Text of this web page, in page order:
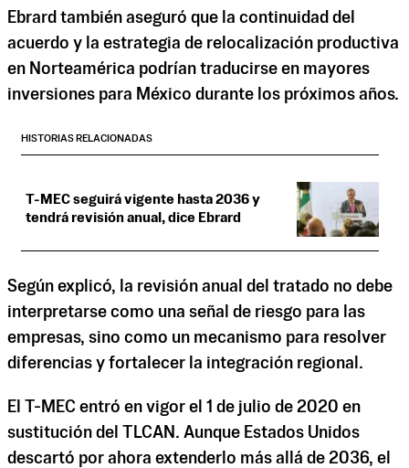
Ebrard también aseguró que la continuidad del
acuerdo y la estrategia de relocalización productiva
en Norteamérica podrían traducirse en mayores
inversiones para México durante los próximos años.
HISTORIAS RELACIONADAS
T-MEC seguirá vigente hasta 2036 y
tendrá revisión anual, dice Ebrard
Según explicó, la revisión anual del tratado no debe
interpretarse como una señal de riesgo para las
empresas, sino como un mecanismo para resolver
diferencias y fortalecer la integración regional.
El T-MEC entró en vigor el 1 de julio de 2020 en
sustitución del TLCAN. Aunque Estados Unidos
descartó por ahora extenderlo más allá de 2036, el